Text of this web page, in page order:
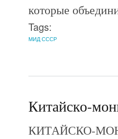
которые
Tags:
МИД СССР
Китайско-
КИТАЙСКО-